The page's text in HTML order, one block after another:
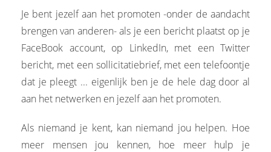
Je bent jezelf aan het promoten -onder de aandacht
brengen van anderen- als je een bericht plaatst op je
FaceBook account, op LinkedIn, met een Twitter
bericht, met een sollicitatiebrief, met een telefoontje
dat je pleegt ... eigenlijk ben je de hele dag door al
aan het netwerken en jezelf aan het promoten.
Als niemand je kent, kan niemand jou helpen. Hoe
meer mensen jou kennen, hoe meer hulp je